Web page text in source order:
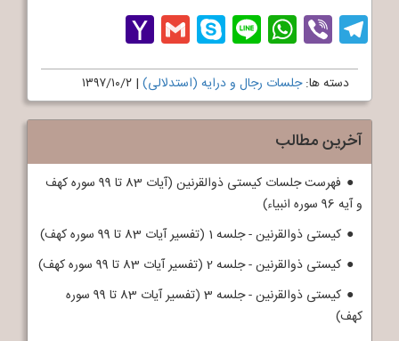
Telegram
Viber
WhatsApp
Line
Skype
Gmail
Mail
دسته ها: جلسات رجال و درایه (استدلالی) | ۱۳۹۷/۱۰/۲
آخرین مطالب
فهرست جلسات کیستی ذوالقرنین (آیات 83 تا 99 سوره کهف
و آیه 96 سوره انبیاء)
کیستی ذوالقرنین - جلسه 1 (تفسیر آیات 83 تا 99 سوره کهف)
کیستی ذوالقرنین - جلسه 2 (تفسیر آیات 83 تا 99 سوره کهف)
کیستی ذوالقرنین - جلسه 3 (تفسیر آیات 83 تا 99 سوره
کهف)